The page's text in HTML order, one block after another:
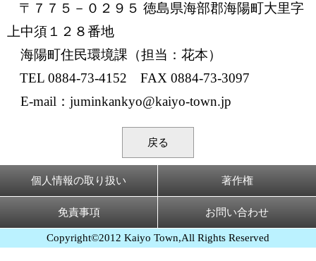
〒７７５－０２９５ 徳島県海部郡海陽町大里字
上中須１２８番地
海陽町住民環境課（担当：花本）
TEL 0884-73-4152 FAX 0884-73-3097
E-mail：juminkankyo@kaiyo-town.jp
戻る
個人情報の取り扱い 著作権
免責事項 お問い合わせ
Copyright©2012 Kaiyo Town,All Rights Reserved